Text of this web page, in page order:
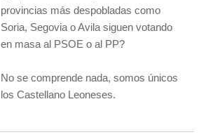
provincias más despobladas como
Soria, Segovia o Avila siguen votando
en masa al PSOE o al PP?
No se comprende nada, somos únicos
los Castellano Leoneses.